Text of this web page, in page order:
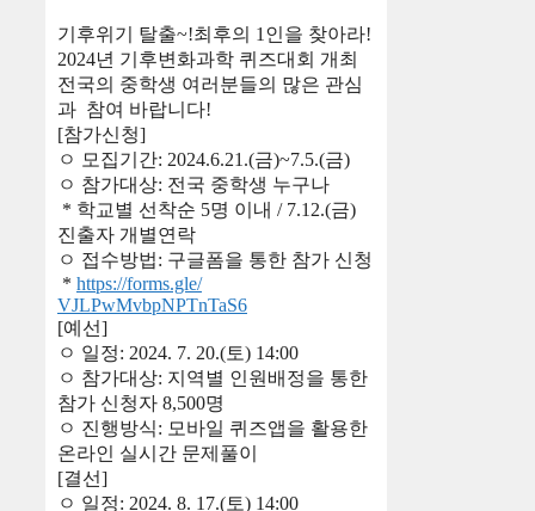
기후위기 탈출~!최후의 1인을 찾아라!
2024년 기후변화과학 퀴즈대회 개최
전국의 중학생 여러분들의 많은 관심
과 참여 바랍니다!
[참가신청]
ㅇ 모집기간: 2024.6.21.(금)~7.5.(금)
ㅇ 참가대상: 전국 중학생 누구나
* 학교별 선착순 5명 이내 / 7.12.(금)
진출자 개별연락
ㅇ 접수방법: 구글폼을 통한 참가 신청
* https://forms.gle/
VJLPwMvbpNPTnTaS6
[예선]
ㅇ 일정: 2024. 7. 20.(토) 14:00
ㅇ 참가대상: 지역별 인원배정을 통한
참가 신청자 8,500명
ㅇ 진행방식: 모바일 퀴즈앱을 활용한
온라인 실시간 문제풀이
[결선]
ㅇ 일정: 2024. 8. 17.(토) 14:00